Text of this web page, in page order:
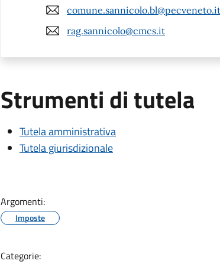
comune.sannicolo.bl@pecveneto.it
rag.sannicolo@cmcs.it
Strumenti di tutela
Tutela amministrativa
Tutela giurisdizionale
Argomenti:
Imposte
Categorie: